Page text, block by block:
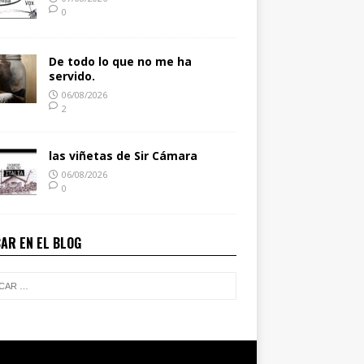
0
De todo lo que no me ha
servido.
06/08/2026
2
las viñetas de Sir Cámara
06/08/2026
0
EN EL BLOG